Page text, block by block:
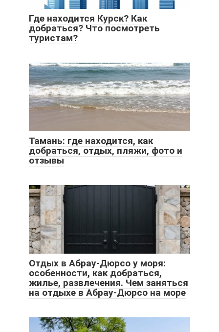
Где находится Курск? Как
добраться? Что посмотреть
туристам?
Тамань: где находится, как
добраться, отдых, пляжи, фото и
отзывы
Отдых в Абрау-Дюрсо у моря:
особенности, как добраться,
жилье, развлечения. Чем заняться
на отдыхе в Абрау-Дюрсо на море